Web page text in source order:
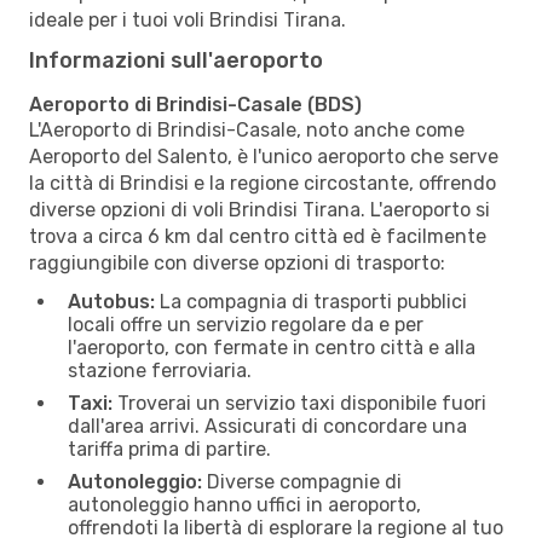
ideale per i tuoi voli Brindisi Tirana.
Informazioni sull'aeroporto
Aeroporto di Brindisi-Casale (BDS)
L'Aeroporto di Brindisi-Casale, noto anche come
Aeroporto del Salento, è l'unico aeroporto che serve
la città di Brindisi e la regione circostante, offrendo
diverse opzioni di voli Brindisi Tirana. L'aeroporto si
trova a circa 6 km dal centro città ed è facilmente
raggiungibile con diverse opzioni di trasporto:
Autobus: La compagnia di trasporti pubblici
locali offre un servizio regolare da e per
l'aeroporto, con fermate in centro città e alla
stazione ferroviaria.
Taxi: Troverai un servizio taxi disponibile fuori
dall'area arrivi. Assicurati di concordare una
tariffa prima di partire.
Autonoleggio: Diverse compagnie di
autonoleggio hanno uffici in aeroporto,
offrendoti la libertà di esplorare la regione al tuo